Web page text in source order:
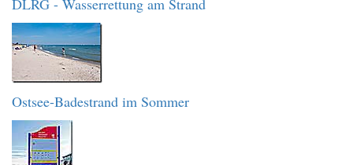
DLRG - Wasserrettung am Strand
Ostsee-Badestrand im Sommer